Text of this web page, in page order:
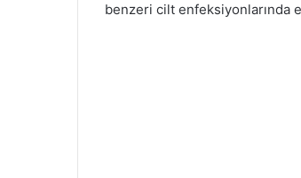
benzeri cilt enfeksiyonlarında